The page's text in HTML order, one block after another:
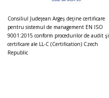
Consiliul Judeţean Argeș deţine certificare
pentru sistemul de management EN ISO
9001:2015 conform procedurilor de audit şi
certificare ale LL-C (Certification) Czech
Republic